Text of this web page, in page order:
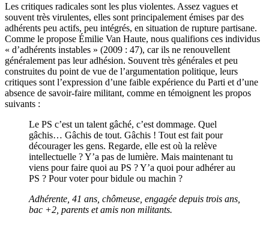
Les critiques radicales sont les plus violentes. Assez vagues et
souvent très virulentes, elles sont principalement émises par des
adhérents peu actifs, peu intégrés, en situation de rupture partisane.
Comme le propose Émilie Van Haute, nous qualifions ces individus
« d’adhérents instables » (2009 : 47), car ils ne renouvellent
généralement pas leur adhésion. Souvent très générales et peu
construites du point de vue de l’argumentation politique, leurs
critiques sont l’expression d’une faible expérience du Parti et d’une
absence de savoir-faire militant, comme en témoignent les propos
suivants :
Le PS c’est un talent gâché, c’est dommage. Quel
gâchis… Gâchis de tout. Gâchis ! Tout est fait pour
décourager les gens. Regarde, elle est où la relève
intellectuelle ? Y’a pas de lumière. Mais maintenant tu
viens pour faire quoi au PS ? Y’a quoi pour adhérer au
PS ? Pour voter pour bidule ou machin ?
Adhérente, 41 ans, chômeuse, engagée depuis trois ans,
bac +2, parents et amis non militants.